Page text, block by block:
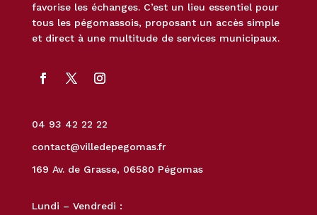
favorise les échanges. C’est un lieu essentiel pour
tous les pégomassois, proposant un accès simple
et direct à une multitude de services municipaux.
04 93 42 22 22
contact@villedepegomas.fr
169 Av. de Grasse, 06580 Pégomas
Lundi – Vendredi :